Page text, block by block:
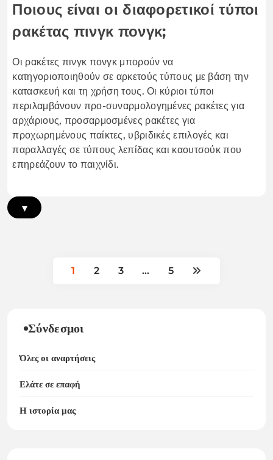
Ποιους είναι οι διαφορετικοί τύποι
ρακέτας πινγκ πονγκ;
Οι ρακέτες πινγκ πονγκ μπορούν να
κατηγοριοποιηθούν σε αρκετούς τύπους με βάση την
κατασκευή και τη χρήση τους. Οι κύριοι τύποι
περιλαμβάνουν προ-συναρμολογημένες ρακέτες για
αρχάριους, προσαρμοσμένες ρακέτες για
προχωρημένους παίκτες, υβριδικές επιλογές και
παραλλαγές σε τύπους λεπίδας και καουτσούκ που
επηρεάζουν το παιχνίδι.
▾
1 2 3 … 5
Σύνδεσμοι
Όλες οι αναρτήσεις
Ελάτε σε επαφή
Η ιστορία μας